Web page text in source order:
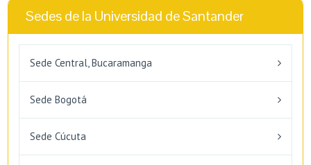
Sedes de la Universidad de Santander
Sede Central, Bucaramanga
Sede Bogotá
Sede Cúcuta